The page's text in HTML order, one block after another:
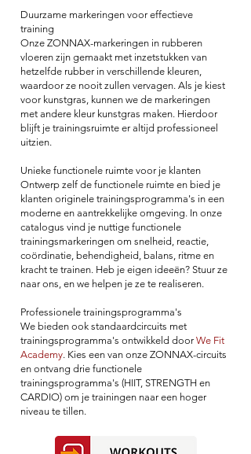
Duurzame markeringen voor effectieve
training
Onze ZONNAX-markeringen in rubberen
vloeren zijn gemaakt met inzetstukken van
hetzelfde rubber in verschillende kleuren,
waardoor ze nooit zullen vervagen. Als je kiest
voor kunstgras, kunnen we de markeringen
met andere kleur kunstgras maken. Hierdoor
blijft je trainingsruimte er altijd professioneel
uitzien.
Unieke functionele ruimte voor je klanten
Ontwerp zelf de functionele ruimte en bied je
klanten originele trainingsprogramma's in een
moderne en aantrekkelijke omgeving. In onze
catalogus vind je nuttige functionele
trainingsmarkeringen om snelheid, reactie,
coördinatie, behendigheid, balans, ritme en
kracht te trainen. Heb je eigen ideeën? Stuur ze
naar ons, en we helpen je ze te realiseren.
Professionele trainingsprogramma's
We bieden ook standaardcircuits met
trainingsprogramma's ontwikkeld doorWe Fit
Academy. Kies een van onze ZONNAX-circuits
en ontvang drie functionele
trainingsprogramma's (HIIT, STRENGTH en
CARDIO) om je trainingen naar een hoger
niveau te tillen.